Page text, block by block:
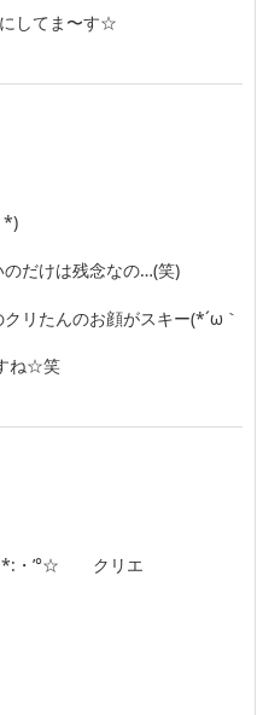
してま〜す☆
*)
だけは残念なの…(笑)
リたんのお顔がスキー(*´ω｀
ね☆笑
.:*:・’°☆ クリエ